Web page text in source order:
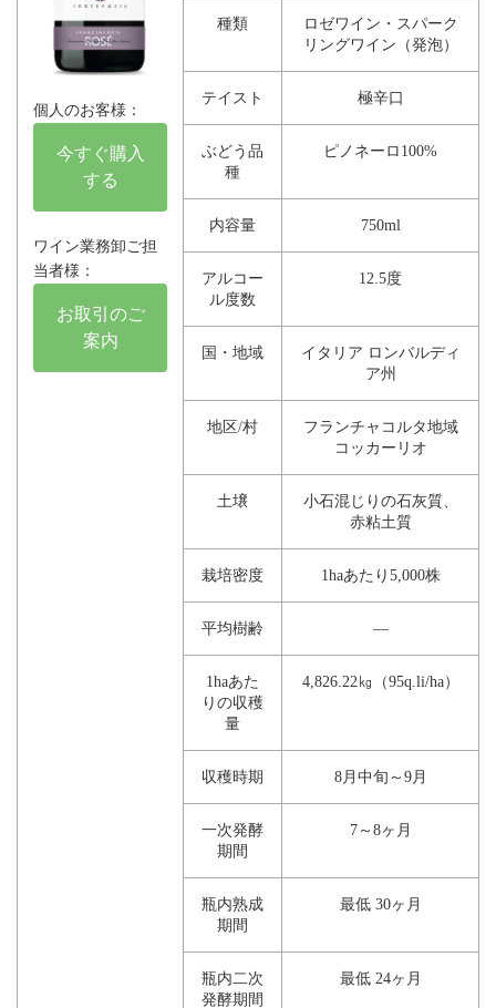
個人のお客様：
今すぐ購入
する
ワイン業務卸ご担
当者様：
お取引のご
案内
種類
ロゼワイン・スパーク
リングワイン（発泡）
テイスト 極辛口
ぶどう品
種
ピノネーロ100%
内容量 750ml
アルコー
ル度数
12.5度
国・地域
イタリア ロンバルディ
ア州
地区/村
フランチャコルタ地域
コッカーリオ
土壌
小石混じりの石灰質、
赤粘土質
栽培密度 1haあたり5,000株
平均樹齢 ―
1haあた
りの収穫
量
4,826.22㎏（95q.li/ha）
収穫時期 8月中旬～9月
一次発酵
期間
7～8ヶ月
瓶内熟成
期間
最低 30ヶ月
瓶内二次
発酵期間
最低 24ヶ月